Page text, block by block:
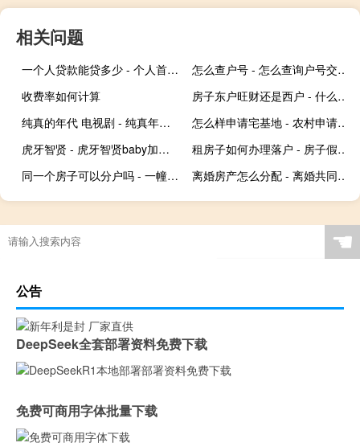
相关问题
一个人贷款能贷多少 - 个人首次贷款能贷多少
怎么查户号 - 怎么查询户号交电费
收费率如何计算
房子东户旺财还是西户 - 什么属相不能住西户
纯真的年代 电视剧 - 纯真年代高清在线观看
怎么样申请宅基地 - 农村申请宅基地流程
虎牙智贤 - 虎牙智贤baby加特林
租房子如何办理落户 - 房子假租给别人上学用
同一个房子可以分户吗 - 一幢房子一个房产证怎么分户
离婚房产怎么分配 - 离婚共同房子怎么分配
☚
公告
DeepSeek全套部署资料免费下载
免费可商用字体批量下载